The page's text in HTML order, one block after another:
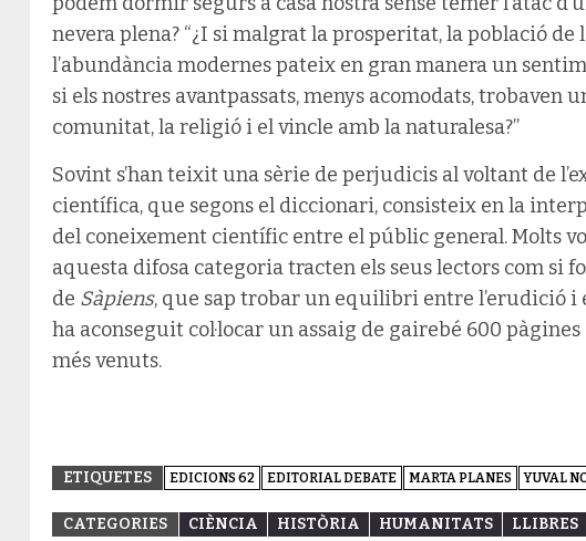
nevera plena? “¿I si malgrat la prosperitat, la població de
l’abundància modernes pateix en gran manera un
si els nostres avantpassats, menys acomodats, trobaven
comunitat, la religió i el vincle amb la naturalesa?”
Sovint s’han teixit una sèrie de perjudicis al voltant de
científica, que segons el diccionari, consisteix en la
del coneixement científic entre el públic general. Molts
aquesta difosa categoria tracten els seus lectors com si
de Sàpiens, que sap trobar un equilibri entre l’erudició i
ha aconseguit col·locar un assaig de gairebé 600
més venuts.
ETIQUETES EDICIONS 62 EDITORIAL DEBATE MARTA PLANES YUVAL
CATEGORIES CIÈNCIA HISTÒRIA HUMANITATS LLIBRES